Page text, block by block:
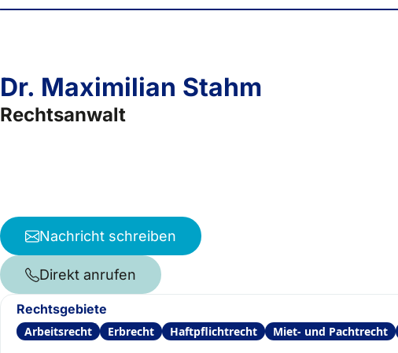
Dr. Maximilian Stahm
Rechtsanwalt
Nachricht schreiben
Direkt anrufen
Rechtsgebiete
Arbeitsrecht Erbrecht Haftpflichtrecht Miet- und Pachtrecht